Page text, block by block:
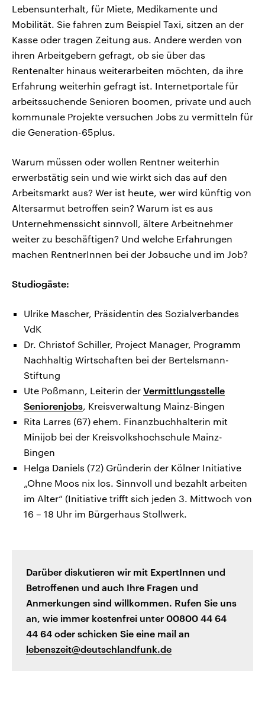
Lebensunterhalt, für Miete, Medikamente und
Mobilität. Sie fahren zum Beispiel Taxi, sitzen an der
Kasse oder tragen Zeitung aus. Andere werden von
ihren Arbeitgebern gefragt, ob sie über das
Rentenalter hinaus weiterarbeiten möchten, da ihre
Erfahrung weiterhin gefragt ist. Internetportale für
arbeitssuchende Senioren boomen, private und auch
kommunale Projekte versuchen Jobs zu vermitteln für
die Generation-65plus.
Warum müssen oder wollen Rentner weiterhin
erwerbstätig sein und wie wirkt sich das auf den
Arbeitsmarkt aus? Wer ist heute, wer wird künftig von
Altersarmut betroffen sein? Warum ist es aus
Unternehmenssicht sinnvoll, ältere Arbeitnehmer
weiter zu beschäftigen? Und welche Erfahrungen
machen RentnerInnen bei der Jobsuche und im Job?
Studiogäste:
Ulrike Mascher, Präsidentin des Sozialverbandes
VdK
Dr. Christof Schiller, Project Manager, Programm
Nachhaltig Wirtschaften bei der Bertelsmann-
Stiftung
Ute Poßmann, Leiterin der Vermittlungsstelle
Seniorenjobs, Kreisverwaltung Mainz-Bingen
Rita Larres (67) ehem. Finanzbuchhalterin mit
Minijob bei der Kreisvolkshochschule Mainz-
Bingen
Helga Daniels (72) Gründerin der Kölner Initiative
„Ohne Moos nix los. Sinnvoll und bezahlt arbeiten
im Alter“ (Initiative trifft sich jeden 3. Mittwoch von
16 – 18 Uhr im Bürgerhaus Stollwerk.
Darüber diskutieren wir mit ExpertInnen und
Betroffenen und auch Ihre Fragen und
Anmerkungen sind willkommen. Rufen Sie uns
an, wie immer kostenfrei unter 00800 44 64
44 64 oder schicken Sie eine mail an
lebenszeit@deutschlandfunk.de